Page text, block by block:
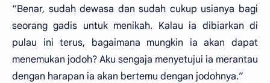
“Benar, sudah dewasa dan sudah cukup usianya bagi
seorang gadis untuk menikah. Kalau ia dibiarkan di
pulau ini terus, bagaimana mungkin ia akan dapat
menemukan jodoh? Aku sengaja menyetujui ia merantau
dengan harapan ia akan bertemu dengan jodohnya.”